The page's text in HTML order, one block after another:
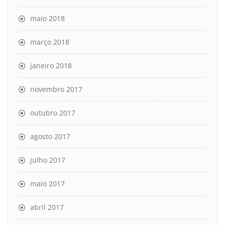
maio 2018
março 2018
janeiro 2018
novembro 2017
outubro 2017
agosto 2017
julho 2017
maio 2017
abril 2017